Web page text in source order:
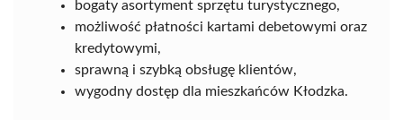
bogaty asortyment sprzętu turystycznego,
możliwość płatności kartami debetowymi oraz
kredytowymi,
sprawną i szybką obsługę klientów,
wygodny dostęp dla mieszkańców Kłodzka.